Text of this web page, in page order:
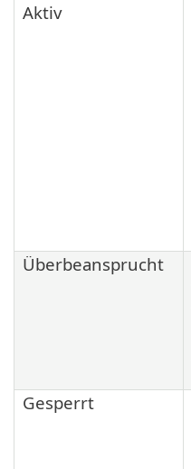
Aktiv
Überbeansprucht
Gesperrt